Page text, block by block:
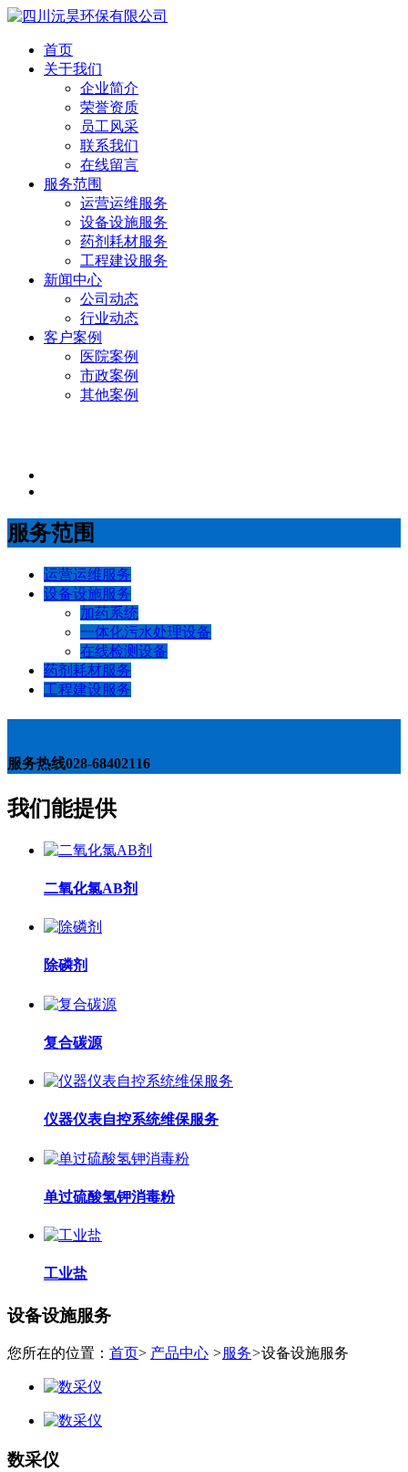
首页
关于我们
企业简介
荣誉资质
员工风采
联系我们
在线留言
服务范围
运营运维服务
设备设施服务
药剂耗材服务
工程建设服务
新闻中心
公司动态
行业动态
客户案例
医院案例
市政案例
其他案例
服务范围
运营运维服务
设备设施服务
加药系统
一体化污水处理设备
在线检测设备
药剂耗材服务
工程建设服务
服务热线028-68402116
我们能提供
二氧化氯AB剂
除磷剂
复合碳源
仪器仪表自控系统维保服务
单过硫酸氢钾消毒粉
工业盐
设备设施服务
您所在的位置： 首页> 产品中心 >服务>设备设施服务
数采仪